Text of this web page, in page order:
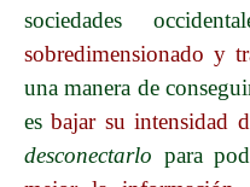
sociedades
sobredimensionado y
una manera de
es bajar su intensidad
desconectarlo para